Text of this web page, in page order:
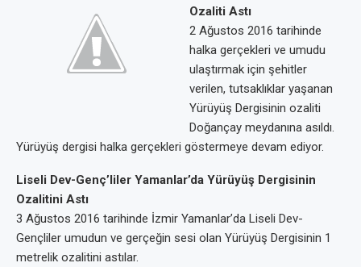
Ozaliti Astı
2 Ağustos 2016 tarihinde
halka gerçekleri ve umudu
ulaştırmak için şehitler
verilen, tutsaklıklar yaşanan
Yürüyüş Dergisinin ozaliti
Doğançay meydanına asıldı.
Yürüyüş dergisi halka gerçekleri göstermeye devam ediyor.
Liseli Dev-Genç’liler Yamanlar’da Yürüyüş Dergisinin
Ozalitini Astı
3 Ağustos 2016 tarihinde İzmir Yamanlar’da Liseli Dev-
Gençliler umudun ve gerçeğin sesi olan Yürüyüş Dergisinin 1
metrelik ozalitini astılar.